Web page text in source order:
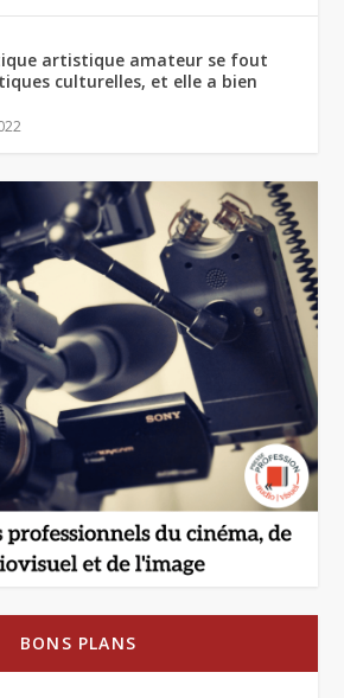
artistique amateur se fout
culturelles, et elle a bien
BONS PLANS